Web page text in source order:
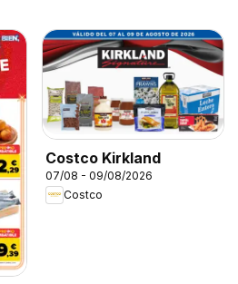
Costco Kirkland
07/08 - 09/08/2026
Costco